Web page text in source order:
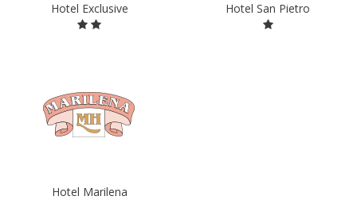
Hotel Exclusive Hotel San Pietro
Hotel Marilena